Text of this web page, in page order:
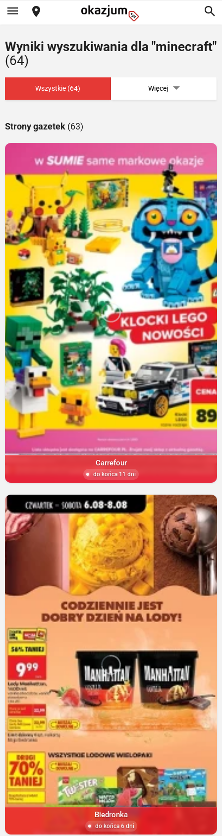
Wyniki wyszukiwania dla "minecraft"
(64)
Wszystkie (64) Więcej
Strony gazetek (63)
Carrefour
do końca 11 dni
Biedronka
do końca 6 dni